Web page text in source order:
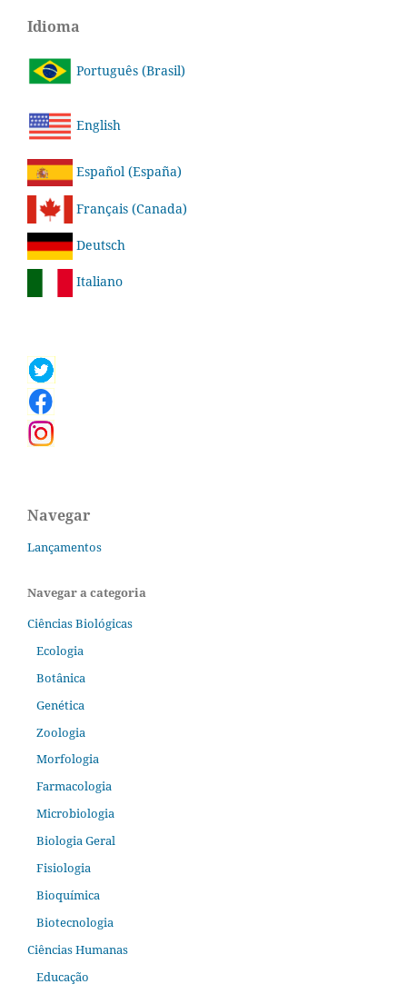
Idioma
Português (Brasil)
English
Español (España)
Français (Canada)
Deutsch
Italiano
Navegar
Lançamentos
Navegar a categoria
Ciências Biológicas
Ecologia
Botânica
Genética
Zoologia
Morfologia
Farmacologia
Microbiologia
Biologia Geral
Fisiologia
Bioquímica
Biotecnologia
Ciências Humanas
Educação